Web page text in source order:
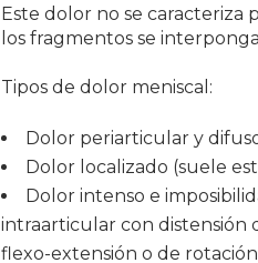
Este dolor no se
los fragmentos se
Tipos de dolor meniscal:
Dolor periarticular y
Dolor localizado (suele
Dolor intenso e
intraarticular con distensión
flexo-extensión o de